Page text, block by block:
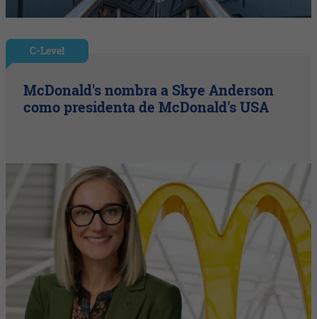
C-Level
McDonald's nombra a Skye Anderson
como presidenta de McDonald's USA